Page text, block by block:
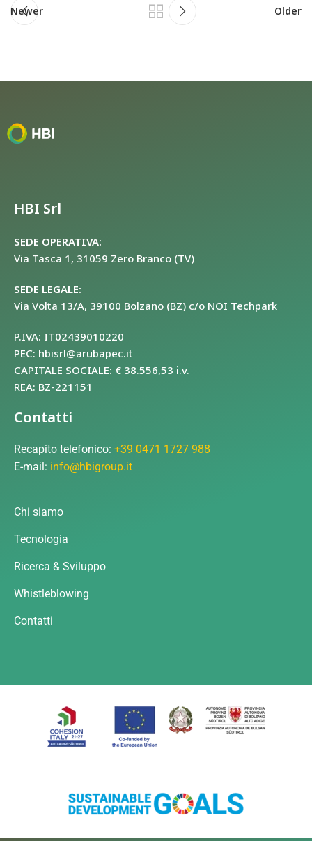
Newer Older
HBI Srl
SEDE OPERATIVA:
Via Tasca 1, 31059 Zero Branco (TV)
SEDE LEGALE:
Via Volta 13/A, 39100 Bolzano (BZ) c/o NOI Techpark
P.IVA: IT02439010220
PEC: hbisrl@arubapec.it
CAPITALE SOCIALE: € 38.556,53 i.v.
REA: BZ-221151
Contatti
Recapito telefonico:+39 0471 1727 988
E-mail: info@hbigroup.it
Chi siamo
Tecnologia
Ricerca & Sviluppo
Whistleblowing
Contatti